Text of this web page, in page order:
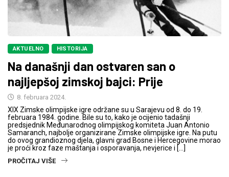
AKTUELNO HISTORIJA
Na današnji dan ostvaren san o
najljepšoj zimskoj bajci: Prije
8. februara 2024.
XIX Zimske olimpijske igre održane su u Sarajevu od 8. do 19.
februara 1984. godine. Bile su to, kako je ocijenio tadašnji
predsjednik Međunarodnog olimpijskog komiteta Juan Antonio
Samaranch, najbolje organizirane Zimske olimpijske igre. Na putu
do ovog grandioznog djela, glavni grad Bosne i Hercegovine morao
je proći kroz faze maštanja i osporavanja, nevjerice i […]
PROČITAJ VIŠE